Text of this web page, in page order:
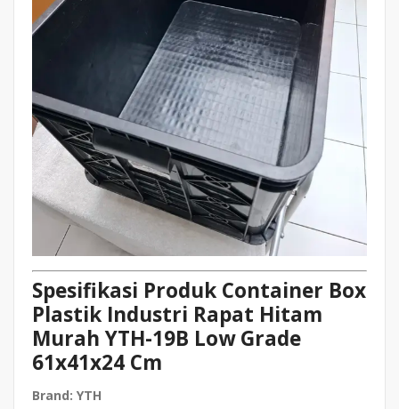
Spesifikasi Produk Container Box
Plastik Industri Rapat Hitam
Murah YTH-19B Low Grade
61x41x24 Cm
Brand: YTH